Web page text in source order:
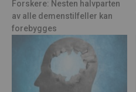
Forskere: Nesten halvparten
av alle demenstilfeller kan
forebygges